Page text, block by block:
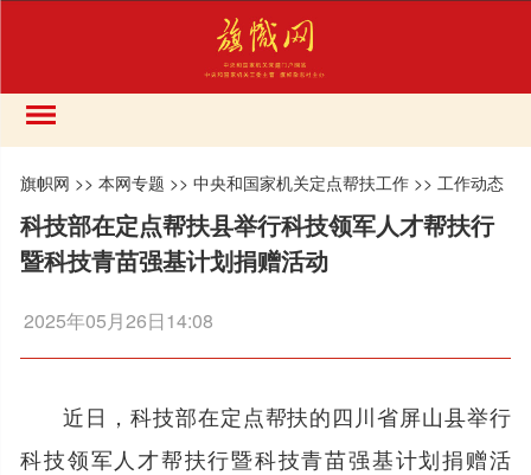
旗帜网 >>本网专题 >>中央和国家机关定点帮扶工作 >> 工作动态
科技部在定点帮扶县举行科技领军人才帮扶行
暨科技青苗强基计划捐赠活动
2025年05月26日14:08
近日，科技部在定点帮扶的四川省屏山县举行
科技领军人才帮扶行暨科技青苗强基计划捐赠活